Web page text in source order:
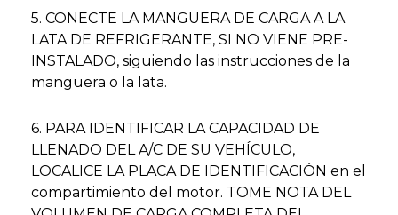
5. CONECTE LA MANGUERA DE CARGA A LA
LATA DE REFRIGERANTE, SI NO VIENE PRE-
INSTALADO, siguiendo las instrucciones de la
manguera o la lata.
6. PARA IDENTIFICAR LA CAPACIDAD DE
LLENADO DEL A/C DE SU VEHÍCULO,
LOCALICE LA PLACA DE IDENTIFICACIÓN en el
compartimiento del motor. TOME NOTA DEL